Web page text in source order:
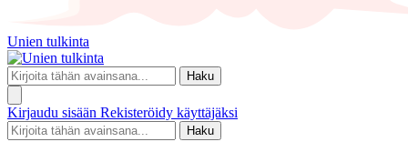
Unien tulkinta
Haku
Kirjaudu sisään Rekisteröidy käyttäjäksi
Haku